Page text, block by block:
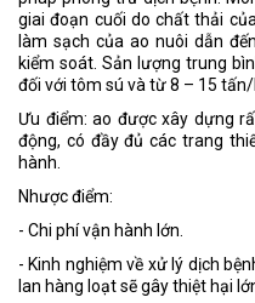
giai đoạn cuối do chất thải
làm sạch của ao nuôi dẫn
kiểm soát. Sản lượng trung
đối với tôm sú và từ 8 – 15
Ưu điểm: ao được xây dựng
động, có đầy đủ các trang
hành.
Nhược điểm:
- Chi phí vận hành lớn.
- Kinh nghiệm về xử lý dịch
lan hàng loạt sẽ gây thiệt hại